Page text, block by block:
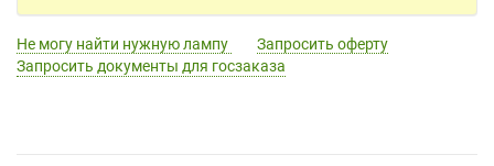
Не могу найти нужную лампу
Запросить оферту
Запросить документы для госзаказа